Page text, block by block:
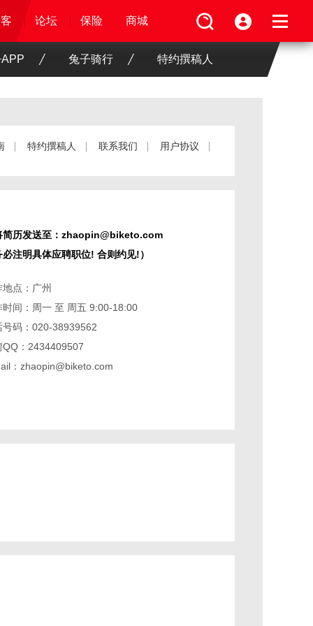
保险
论坛 保险 商城
论坛 保险 商城
论坛 保险 商城
兔子骑行 特约撰稿人
特约撰稿人 联系我们
用户协议
简历发送至：zhaopin@biketo.com
必注明具体应聘职位! 合则约见!）
地点：广州
时间：周一 至 周五 9:00-18:00
号码：020-38939562
QQ：2434409507
：zhaopin@biketo.com